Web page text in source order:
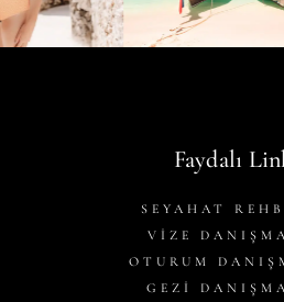
Faydalı
SEYAHAT
VİZE
OTURUM
GEZİ